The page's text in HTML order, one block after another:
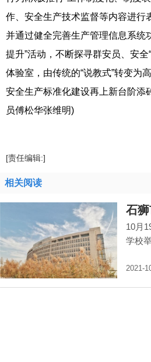
作、安全生产技术监督等内容进行
并通过健全完善生产管理信息系统
提升”活动，不断探寻群安员、安
体验室，由传统的“说教式”转变为
安全生产标准化建设再上新台阶添
员傅松华张维明)
[责任编辑:]
相关阅读
石
10月
学校
2021-